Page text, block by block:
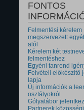
FONTOS
Felmentési kérelem
megszervezett
alól
Kérelem két
felmentéshez
Egyéni tanrend
Felvételi előkészítő
lapja
Új információk a
osztályokról
Gólyatábor
Partnerek